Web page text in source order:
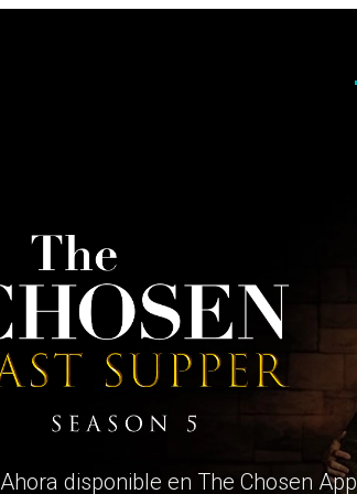
Ahora disponible en The Chosen App